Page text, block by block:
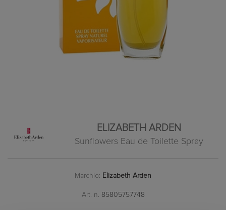
ELIZABETH ARDEN
Sunflowers Eau de Toilette Spray
Marchio: Elizabeth Arden
Art. n. 85805757748